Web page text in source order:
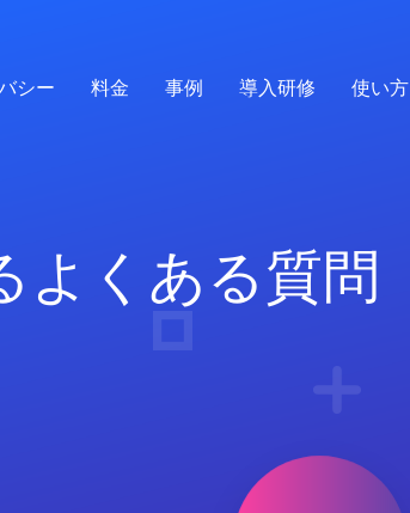
シー 料金 事例 導入研修 使い方
よくある質問